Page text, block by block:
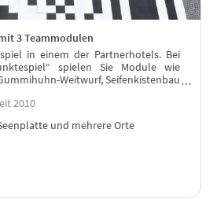
3 Teammodulen
in einem der Partnerhotels. Bei
spielen Sie Module wie
Weitwurf, Seifenkistenbau
2010
und mehrere Orte